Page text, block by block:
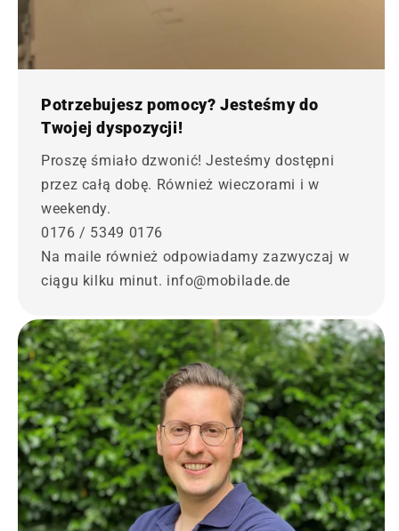
Potrzebujesz pomocy? Jesteśmy do
Twojej dyspozycji!
Proszę śmiało dzwonić! Jesteśmy dostępni
przez całą dobę. Również wieczorami i w
weekendy.
0176 / 5349 0176
Na maile również odpowiadamy zazwyczaj w
ciągu kilku minut. info@mobilade.de